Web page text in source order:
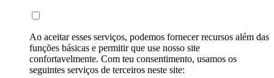
Ao aceitar esses serviços, podemos fornecer recursos além das
funções básicas e permitir que use nosso site
confortavelmente. Com teu consentimento, usamos os
seguintes serviços de terceiros neste site: